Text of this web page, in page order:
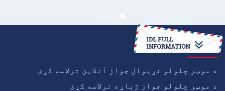
څنګه
د موټر چلولو نړیوال جواز آنلاین ترلاسه کړئ
د موټر چلولو جواز ژباړه ترلاسه کړئ